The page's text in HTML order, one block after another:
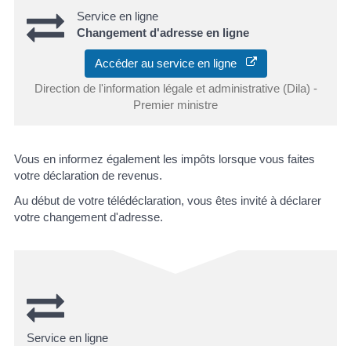
Service en ligne
Changement d'adresse en ligne
Accéder au service en ligne
Direction de l'information légale et administrative (Dila) -
Premier ministre
Vous en informez également les impôts lorsque vous faites
votre déclaration de revenus.
Au début de votre télédéclaration, vous êtes invité à déclarer
votre changement d'adresse.
Service en ligne